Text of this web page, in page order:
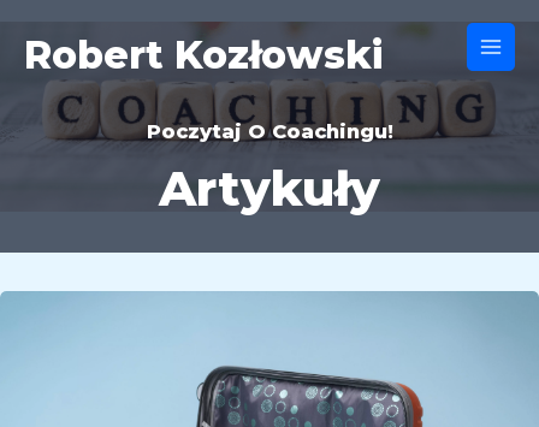
contentRobert Kozłowski
Main
Poczytaj O Coachingu!
Artykuły
Zasoby